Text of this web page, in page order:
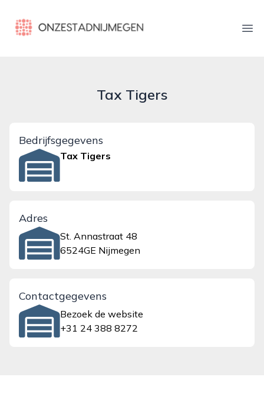
onzestadnijmegen.nl
Tax Tigers
Bedrijfsgegevens
Tax Tigers
Adres
St. Annastraat 48
6524GE Nijmegen
Contactgegevens
Bezoek de website
+31 24 388 8272